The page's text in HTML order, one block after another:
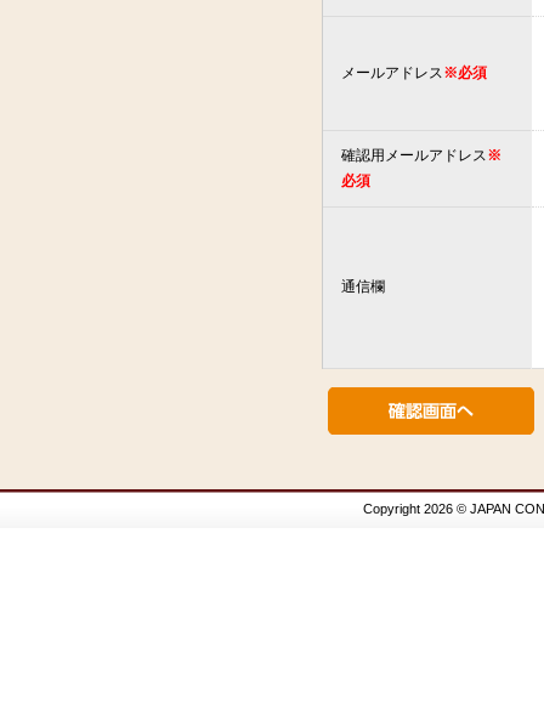
メールアドレス※必須
確認用メールアドレス※
必須
通信欄
Copyright 2026 © JAPAN